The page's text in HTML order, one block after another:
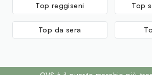
COMMUNIS SEED OIL (RICINUS
GLYCOL, GALACTOARABINAN, SODIUM
Top reggiseni Top
Top da sera
footer.ariatitle